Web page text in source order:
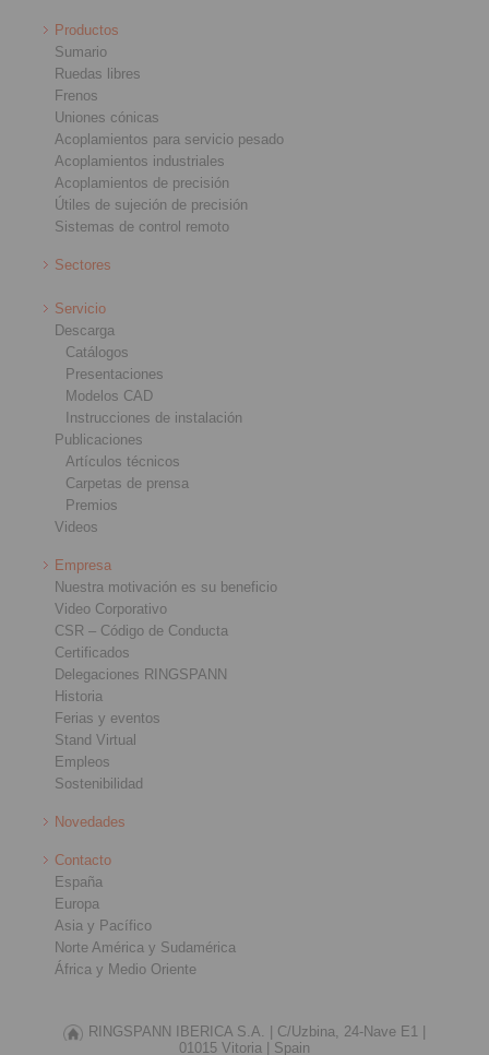
Productos
Sumario
Ruedas libres
Frenos
Uniones cónicas
Acoplamientos para servicio pesado
Acoplamientos industriales
Acoplamientos de precisión
Útiles de sujeción de precisión
Sistemas de control remoto
Sectores
Servicio
Descarga
Catálogos
Presentaciones
Modelos CAD
Instrucciones de instalación
Publicaciones
Artículos técnicos
Carpetas de prensa
Premios
Videos
Empresa
Nuestra motivación es su beneficio
Video Corporativo
CSR – Código de Conducta
Certificados
Delegaciones RINGSPANN
Historia
Ferias y eventos
Stand Virtual
Empleos
Sostenibilidad
Novedades
Contacto
España
Europa
Asia y Pacífico
Norte América y Sudamérica
África y Medio Oriente
RINGSPANN IBERICA S.A. |
C/Uzbina, 24-Nave E1 |
01015 Vitoria |
Spain